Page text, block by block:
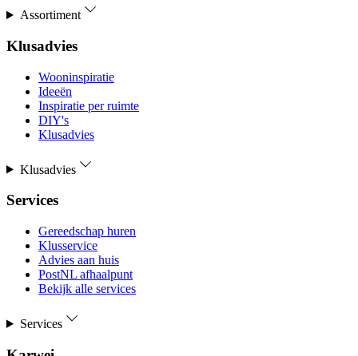
Assortiment
Klusadvies
Wooninspiratie
Ideeën
Inspiratie per ruimte
DIY's
Klusadvies
Klusadvies
Services
Gereedschap huren
Klusservice
Advies aan huis
PostNL afhaalpunt
Bekijk alle services
Services